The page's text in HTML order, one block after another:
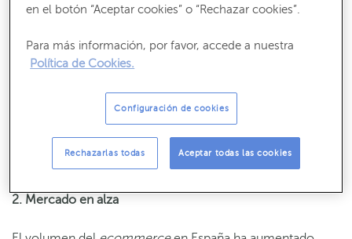
Recibe nuestros contenidos más útiles
Consejos, claves y ¡todo lo que debes saber para gestionar tus finanzas!
2. Mercado en alza
en el botón “Aceptar cookies” o “Rechazar cookies”.
Para más información, por favor, accede a nuestra
Política de Cookies.
Configuración de cookies
Rechazarlas todas Aceptar todas las cookies